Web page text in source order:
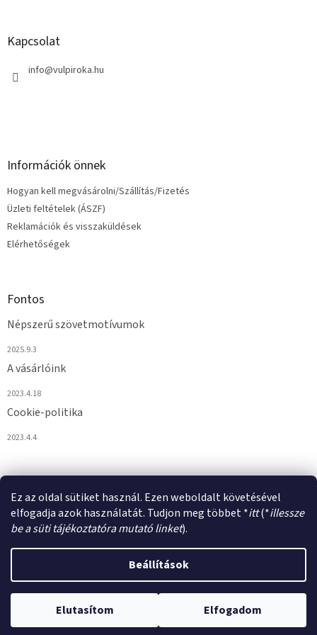
Ez az oldal sütiket használ. Ezen weboldalt követésével
elfogadja azok használatát. Tudjon meg többet *itt(*illessze
be a süti tájékoztatóra mutató linket).
Beállítások
Elutasítom Elfogadom
Kapcsolat
info@vulpiroka.hu
Információk önnek
Hogyan kell megvásárolni/Szállítás/Fizetés
Üzleti feltételek (ÁSZF)
Reklamációk és visszaküldések
Elérhetőségek
Fontos
Népszerű szövetmotívumok
2025.9.3
A vásárlóink
2023.4.18
Cookie-politika
2023.4.4
Copyright 2026VULPIROKA.HU. Minden jog fenntartva.Süti
beállítások szerkesztése